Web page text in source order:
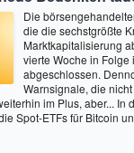
Die
die die sechstgrößte
Marktkapitalisierung
vierte Woche in Folge
abgeschlossen.
Warnsignale, die
im Plus, aber... In
Spot-ETFs für Bitcoin